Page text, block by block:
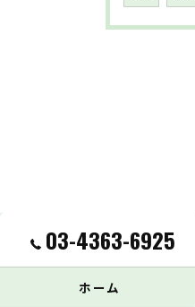
03-4363-6925
ホーム